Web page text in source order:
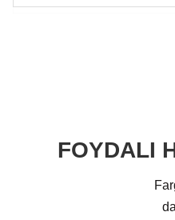
FOYDALI